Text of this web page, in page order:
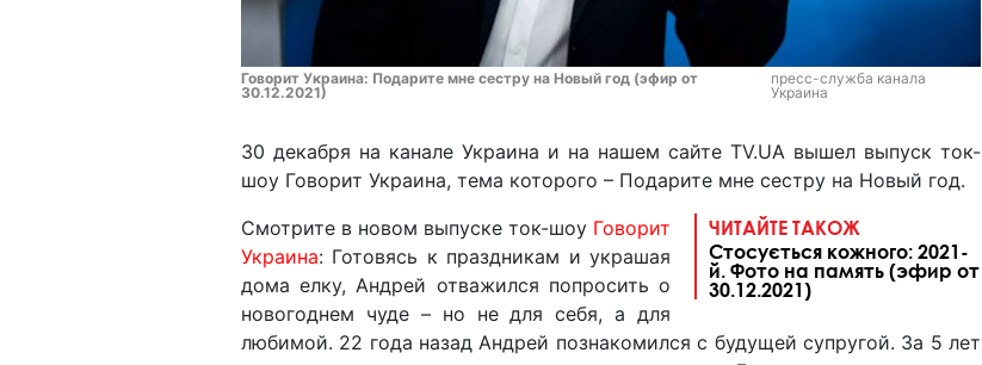
Говорит Украина: Подарите мне сестру на Новый год (эфир от
30.12.2021)
пресс-служба канала
Украина
30 декабря на канале Украина и на нашем сайте TV.UA вышел выпуск ток-
шоу Говорит Украина, тема которого – Подарите мне сестру на Новый год.
ЧИТАЙТЕ ТАКОЖ
Стосується кожного: 2021-
й. Фото на память (эфир от
30.12.2021)
Смотрите в новом выпуске ток-шоу Говорит
Украина: Готовясь к праздникам и украшая
дома елку, Андрей отважился попросить о
новогоднем чуде – но не для себя, а для
любимой. 22 года назад Андрей познакомился с будущей супругой. За 5 лет